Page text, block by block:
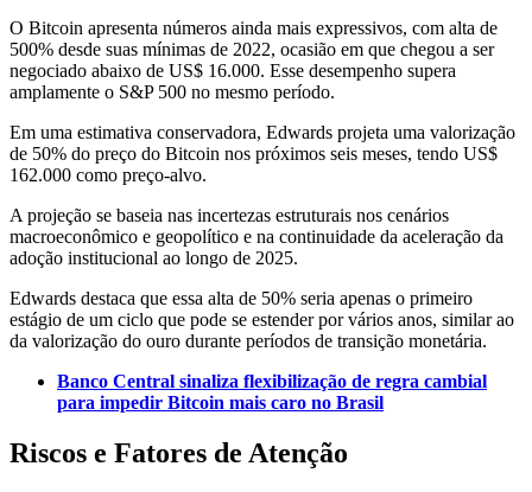
O Bitcoin apresenta números ainda mais expressivos, com alta de
500% desde suas mínimas de 2022, ocasião em que chegou a ser
negociado abaixo de US$ 16.000. Esse desempenho supera
amplamente o S&P 500 no mesmo período.
Em uma estimativa conservadora, Edwards projeta uma valorização
de 50% do preço do Bitcoin nos próximos seis meses, tendo US$
162.000 como preço-alvo.
A projeção se baseia nas incertezas estruturais nos cenários
macroeconômico e geopolítico e na continuidade da aceleração da
adoção institucional ao longo de 2025.
Edwards destaca que essa alta de 50% seria apenas o primeiro
estágio de um ciclo que pode se estender por vários anos, similar ao
da valorização do ouro durante períodos de transição monetária.
Banco Central sinaliza flexibilização de regra cambial
para impedir Bitcoin mais caro no Brasil
Riscos e Fatores de Atenção